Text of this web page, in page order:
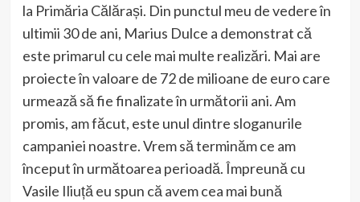
la Primăria Călărași. Din punctul meu de vedere în
ultimii 30 de ani, Marius Dulce a demonstrat că
este primarul cu cele mai multe realizări. Mai are
proiecte în valoare de 72 de milioane de euro care
urmează să fie finalizate în următorii ani. Am
promis, am făcut, este unul dintre sloganurile
campaniei noastre. Vrem să terminăm ce am
început în următoarea perioadă. Împreună cu
Vasile Iliuță eu spun că avem cea mai bună